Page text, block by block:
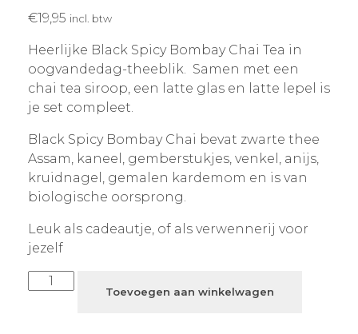
€19,95 incl. btw
Heerlijke Black Spicy Bombay Chai Tea in
oogvandedag-theeblik. Samen met een
chai tea siroop, een latte glas en latte lepel is
je set compleet.
Black Spicy Bombay Chai bevat zwarte thee
Assam, kaneel, gemberstukjes, venkel, anijs,
kruidnagel, gemalen kardemom en is van
biologische oorsprong.
Leuk als cadeautje, of als verwennerij voor
jezelf
Toevoegen aan winkelwagen